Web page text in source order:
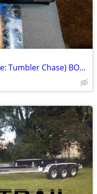
Lego Minecraft (The Bat vs. Bane: Tumbler Chase) BOX AND MANUAL ONLY